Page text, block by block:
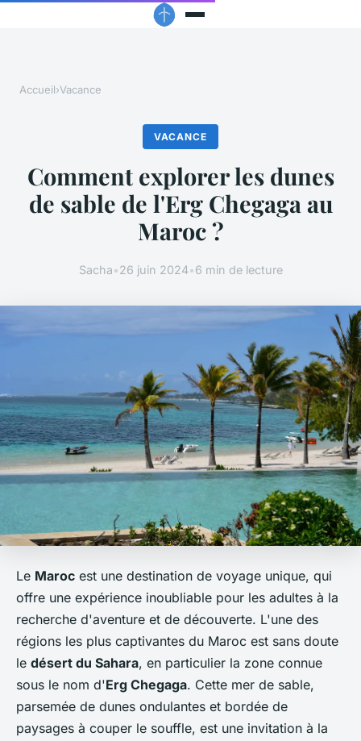
Accueil›Vacance
VACANCE
Comment explorer les dunes
de sable de l'Erg Chegaga au
Maroc ?
Sacha•26 juin 2024•6 min de lecture
Le Maroc est une destination de voyage unique, qui
offre une expérience inoubliable pour les adultes à la
recherche d'aventure et de découverte. L'une des
régions les plus captivantes du Maroc est sans doute
le désert du Sahara, en particulier la zone connue
sous le nom d'Erg Chegaga. Cette mer de sable,
parsemée de dunes ondulantes et bordée de
paysages à couper le souffle, est une invitation à la